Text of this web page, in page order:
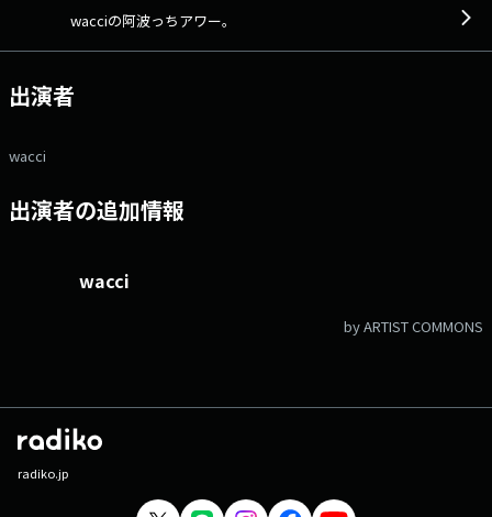
wacciの阿波っちアワー。
出演者
wacci
出演者の追加情報
wacci
by ARTIST COMMONS
radiko.jp